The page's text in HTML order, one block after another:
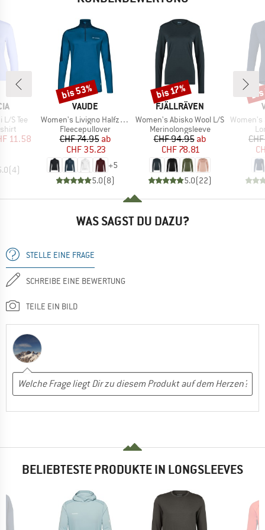
S Tee
Preis
11.58
(4)
MARKE
VAUDE
Artikel
Women's Livigno Halfzip II
Produktgruppe
Fleecepullover
Preis
CHF 74.95reduzierter Preis
ab
CHF 35.23
+5
5.0(8)
Rabatt
bis 53%
MARKE
FJÄLLRÄVEN
Artikel
Women's Abisko Wool L/S
Produktgruppe
Merinolongsleeve
Preis
CHF 94.95reduzierter Preis
ab
CHF 78.81
5.0(22)
Rabatt
bis 17%
Artikel
Women's
WAS SAGST DU DAZU?
STELLE EINE FRAGE
SCHREIBE EINE BEWERTUNG
TEILE EIN BILD
BELIEBTESTE PRODUKTE IN LONGSLEEVES